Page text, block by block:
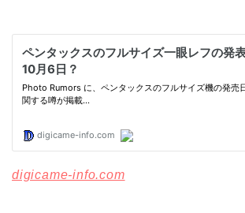
digicame-info.com